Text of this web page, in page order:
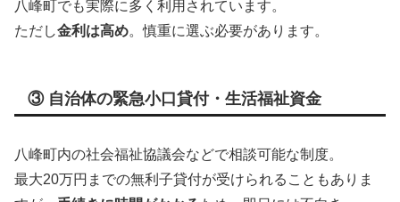
八峰町でも実際に多く利用されています。
ただし金利は高め。慎重に選ぶ必要があります。
③ 自治体の緊急小口貸付・生活福祉資金
八峰町内の社会福祉協議会などで相談可能な制度。
最大20万円までの無利子貸付が受けられることもありま